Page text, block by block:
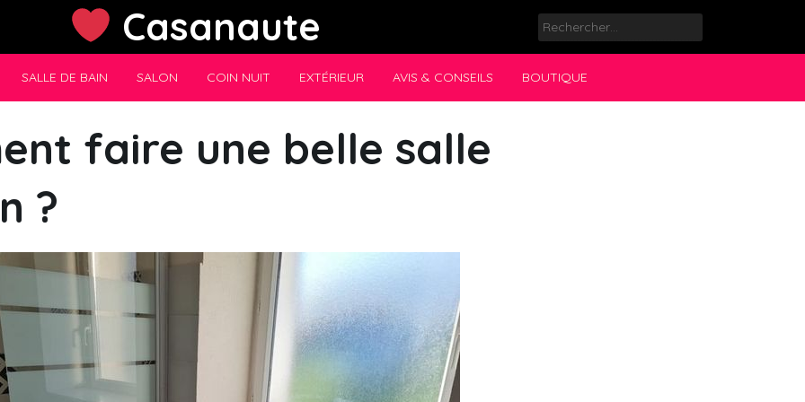
Casanaute Rechercher :
SALLE DE BAIN SALON COIN NUIT EXTÉRIEUR AVIS & CONSEILS BOUTIQUE
faire une belle salle
?